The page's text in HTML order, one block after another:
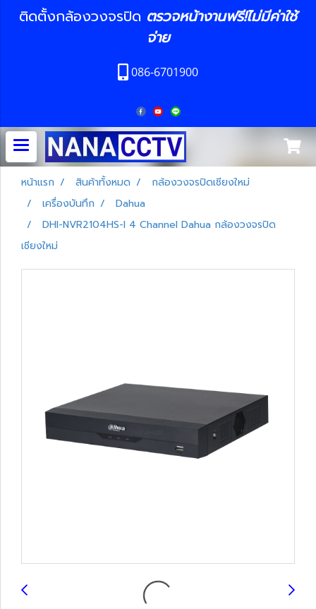
ติดตั้งกล้องวงจรปิด ตรวจหน้างานฟรี!ไม่มีค่าใช้
จ่าย
086-6701900
หน้าแรก สินค้าทั้งหมด
กล้องวงจรปิดเชียงใหม่
เครื่องบันทึก
Dahua
DHI-NVR2104HS-I 4 Channel Dahua กล้องวงจรปิด
เชียงใหม่